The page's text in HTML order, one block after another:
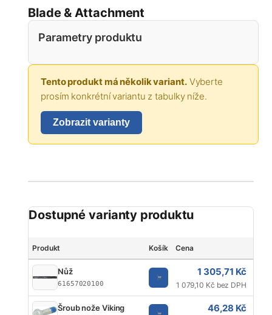
Blade & Attachment
Parametry produktu
Tento produkt má několik variant.Vyberte
prosím konkrétní variantu z tabulky níže.
Zobrazit varianty
Dostupné varianty produktu
Produkt Košík Cena
Nůž
61657020100
1 305,71 Kč
1 079,10 Kč bez DPH
Šroub nože Viking 46,28 Kč